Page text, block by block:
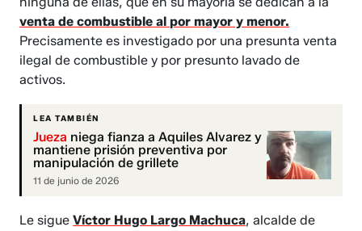
venta de combustible al por mayor y menor.
Precisamente es investigado por una presunta venta
ilegal de combustible y por presunto lavado de
activos.
LEA TAMBIÉN
Jueza niega fianza a Aquiles Alvarez y
mantiene prisión preventiva por
manipulación de grillete
11 de junio de 2026
Le sigueVíctor Hugo Largo Machuca, alcalde de